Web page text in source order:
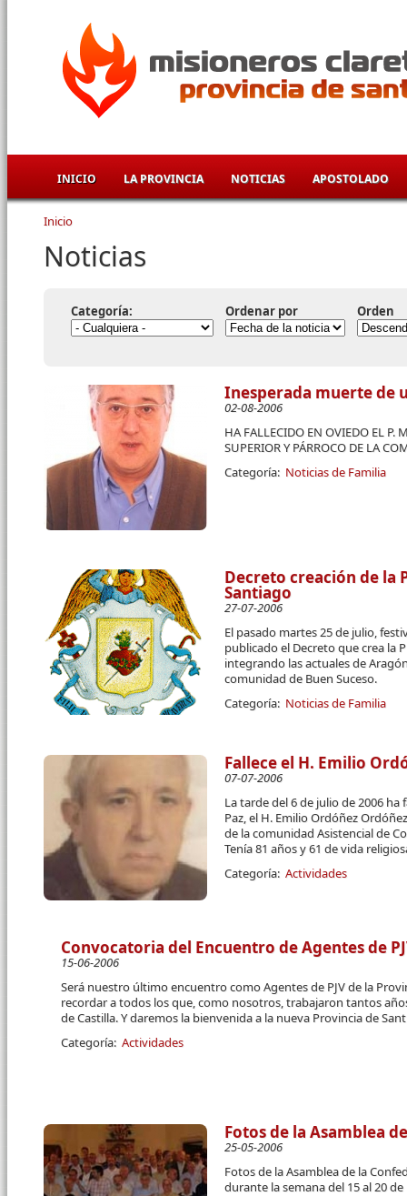
INICIO LA PROVINCIA NOTICIAS APOSTOLADO
Se encuentra usted aquí
Inicio
Noticias
Categoría: Ordenar por Orden
Inesperada muerte de
02-08-2006
HA FALLECIDO EN OVIEDO EL P.
SUPERIOR Y PÁRROCO DE LA
Categoría: Noticias de Familia
Decreto creación de la
Santiago
27-07-2006
El pasado martes 25 de julio,
publicado el Decreto que crea la
integrando las actuales de
comunidad de Buen Suceso.
Categoría: Noticias de Familia
Fallece el H. Emilio
07-07-2006
La tarde del 6 de julio de 2006
Paz, el H. Emilio Ordóñez
de la comunidad Asistencial de
Tenía 81 años y 61 de vida
Categoría: Actividades
Convocatoria del Encuentro de Agentes de
15-06-2006
Será nuestro último encuentro como Agentes de PJV de la
recordar a todos los que, como nosotros, trabajaron tantos
de Castilla. Y daremos la bienvenida a la nueva Provincia de
Categoría: Actividades
Fotos de la Asamblea
25-05-2006
Fotos de la Asamblea de la
durante la semana del 15 al 20